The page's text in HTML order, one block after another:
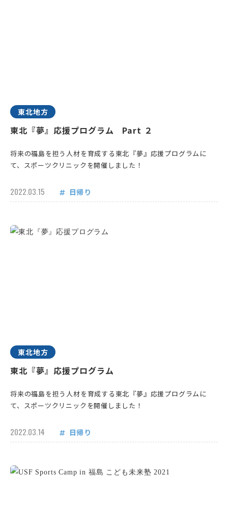
東北地方
東北『夢』応援プログラム Part ２
将来の福島を担う人材を育成する東北『夢』応援プログラムに
て、スポーツクリニックを開催しました！
2022.03.15 日帰り
東北地方
東北『夢』応援プログラム
将来の福島を担う人材を育成する東北『夢』応援プログラムに
て、スポーツクリニックを開催しました！
2022.03.14 日帰り